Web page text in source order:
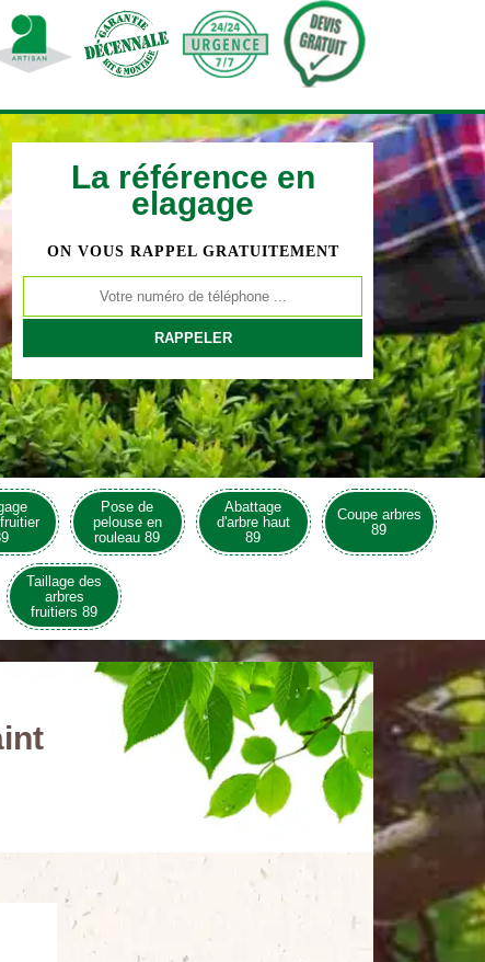
La référence en
elagage
ON VOUS RAPPEL GRATUITEMENT
Pose de
pelouse en
rouleau 89
Abattage
d'arbre haut
89
Coupe arbres
89
Taillage des
arbres
fruitiers 89